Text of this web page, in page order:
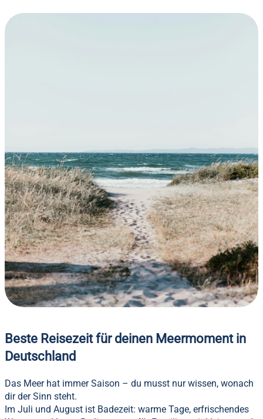
Beste Reisezeit für deinen Meermoment in
Deutschland
Das Meer hat immer Saison – du musst nur wissen, wonach
dir der Sinn steht.
Im Juli und August ist Badezeit: warme Tage, erfrischendes